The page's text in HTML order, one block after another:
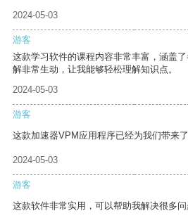
2024-05-03
游客
这款学习软件的课程内容非常丰富，涵盖
解非常生动，让我能够轻松理解知识点。
2024-05-03
游客
这款加速器VPM应用程序已经为我们带来
2024-05-03
游客
这款软件非常实用，可以帮助我解决很多问